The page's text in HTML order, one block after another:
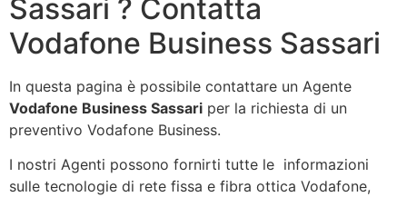
Sassari ? Contatta
Vodafone Business Sassari
In questa pagina è possibile contattare un Agente
Vodafone Business Sassari per la richiesta di un
preventivo Vodafone Business.
I nostri Agenti possono fornirti tutte le informazioni
sulle tecnologie di rete fissa e fibra ottica Vodafone,